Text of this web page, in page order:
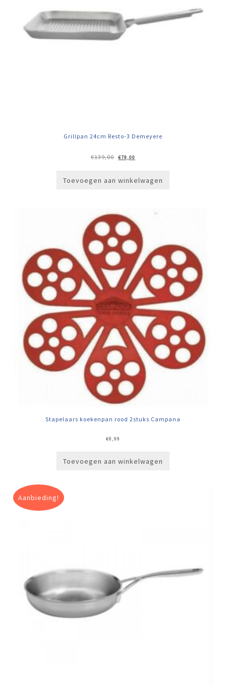
Grillpan 24cm Resto-3 Demeyere
€139,00
Oorspronkelijke
prijs
€79,00
prijs
Toevoegen aan winkelwagen
Stapelaars koekenpan rood 2stuks Campana
€8,99
Toevoegen aan winkelwagen
Aanbieding!